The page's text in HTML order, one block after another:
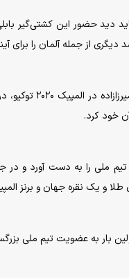
از جمله آلمان را برای
علی‌اکبر یوسفی
خود کرد.
طلا و یک نقره جهان و برنز
بار به عضویت تیم ملی